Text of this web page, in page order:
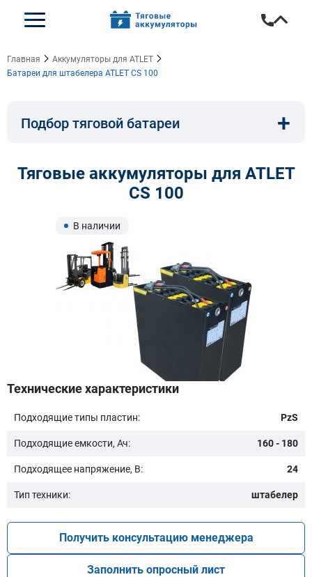
Главная
Аккумуляторы для ATLET
Батареи для штабелера ATLET CS 100
Подбор тяговой батареи
Длина, мм:
Ширина, мм:
Подобрать
+
Тяговые аккумуляторы для ATLET
CS 100
В наличии
Технические характеристики
Подходящие типы пластин: PzS
Подходящие емкости, Ач: 160 - 180
Подходящее напряжение, В: 24
Тип техники: штабелер
Получить консультацию менеджера
Заполнить опросный лист